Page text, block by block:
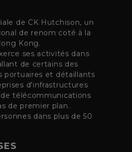
de CK Hutchison, un
de renom coté à la
Kong.
ses activités dans
de certains des
portuaires et détaillants
d'infrastructures
télécommunications
de premier plan.
dans plus de 50